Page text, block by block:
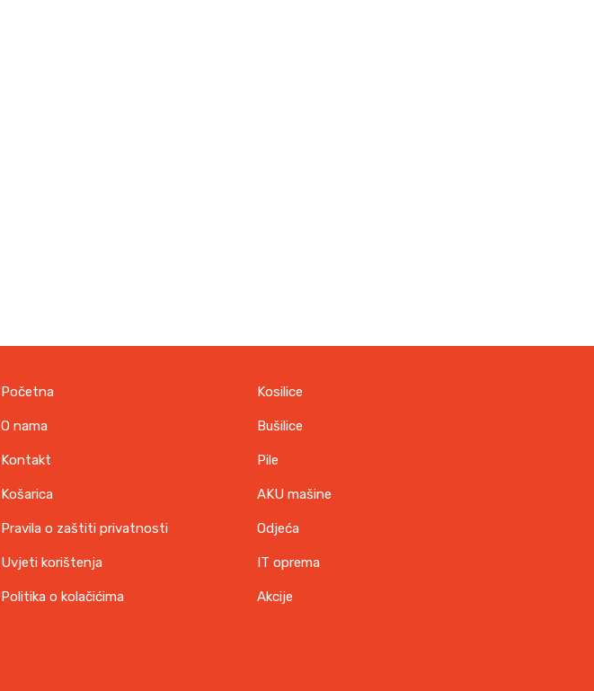
Početna
O nama
Kontakt
Košarica
Pravila o zaštiti privatnosti
Uvjeti korištenja
Politika o kolačićima
Kosilice
Bušilice
Pile
AKU mašine
Odjeća
IT oprema
Akcije